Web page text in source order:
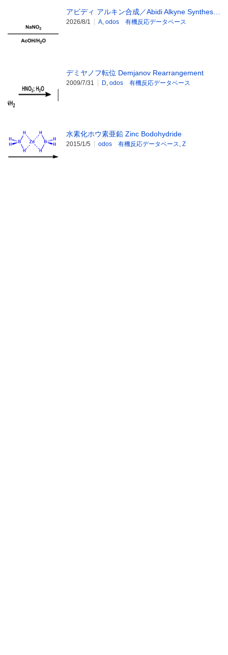
アビディ アルキン合成／Abidi Alkyne Synthes…
2026/8/1 A, odos 有機反応データベース
デミヤノフ転位 Demjanov Rearrangement
2009/7/31 D, odos 有機反応データベース
水素化ホウ素亜鉛 Zinc Bodohydride
2015/1/5 odos 有機反応データベース, Z